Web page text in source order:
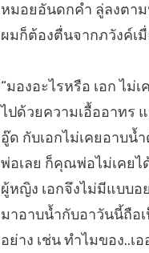
หมอยอันดกคำ ลู่ลงตาม
ผมก็ต้องตื่นจากภวังค์เ
“มองอะไรหรือ เอก ไม่
ไปด้วยความเอื้ออาทร
อู๊ด กับเอกไม่เคยอาบน้
พ่อเลย ก็คุณพ่อไม่เคยไ
ผู้หญิง เอกจึงไม่มีแบบอ
มาอาบน้ำกับอาวันนี้ถือ
อย่าง เช่น ทำไมของ..เ